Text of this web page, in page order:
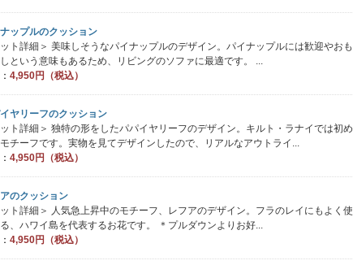
ップルのクッション
ット詳細＞ 美味しそうなパイナップルのデザイン。パイナップルには歓迎やおも
という意味もあるため、リビングのソファに最適です。 ...
4,950円（税込）
ヤリーフのクッション
ット詳細＞ 独特の形をしたパパイヤリーフのデザイン。キルト・ラナイでは初め
チーフです。実物を見てデザインしたので、リアルなアウトライ...
4,950円（税込）
のクッション
ット詳細＞ 人気急上昇中のモチーフ、レフアのデザイン。フラのレイにもよく使
、ハワイ島を代表するお花です。 ＊プルダウンよりお好...
4,950円（税込）